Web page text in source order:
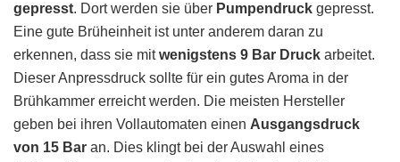
gepresst. Dort werden sie über Pumpendruck gepresst.
Eine gute Brüheinheit ist unter anderem daran zu
erkennen, dass sie mitwenigstens 9 Bar Druck arbeitet.
Dieser Anpressdruck sollte für ein gutes Aroma in der
Brühkammer erreicht werden. Die meisten Hersteller
geben bei ihren Vollautomaten einen Ausgangsdruck
von 15 Bar an. Dies klingt bei der Auswahl eines